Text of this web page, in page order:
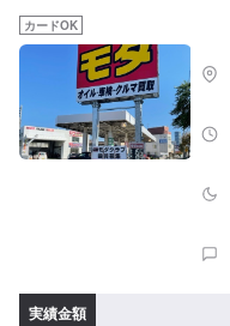
カードOK
実績金額